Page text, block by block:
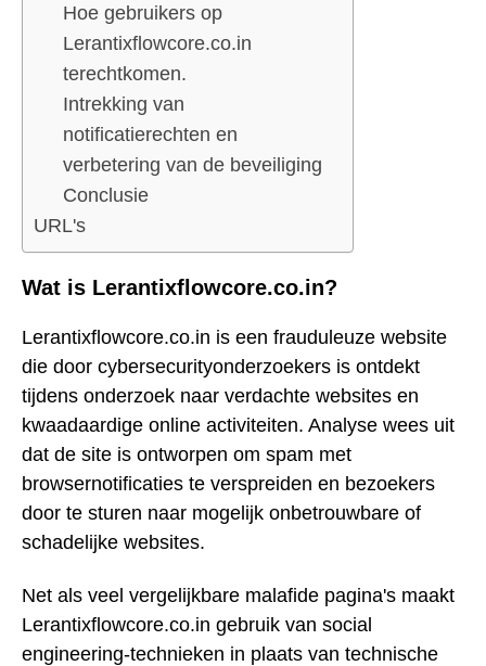
Hoe gebruikers op
Lerantixflowcore.co.in
terechtkomen.
Intrekking van
notificatierechten en
verbetering van de beveiliging
Conclusie
URL's
Wat is Lerantixflowcore.co.in?
Lerantixflowcore.co.in is een frauduleuze website
die door cybersecurityonderzoekers is ontdekt
tijdens onderzoek naar verdachte websites en
kwaadaardige online activiteiten. Analyse wees uit
dat de site is ontworpen om spam met
browsernotificaties te verspreiden en bezoekers
door te sturen naar mogelijk onbetrouwbare of
schadelijke websites.
Net als veel vergelijkbare malafide pagina's maakt
Lerantixflowcore.co.in gebruik van social
engineering-technieken in plaats van technische